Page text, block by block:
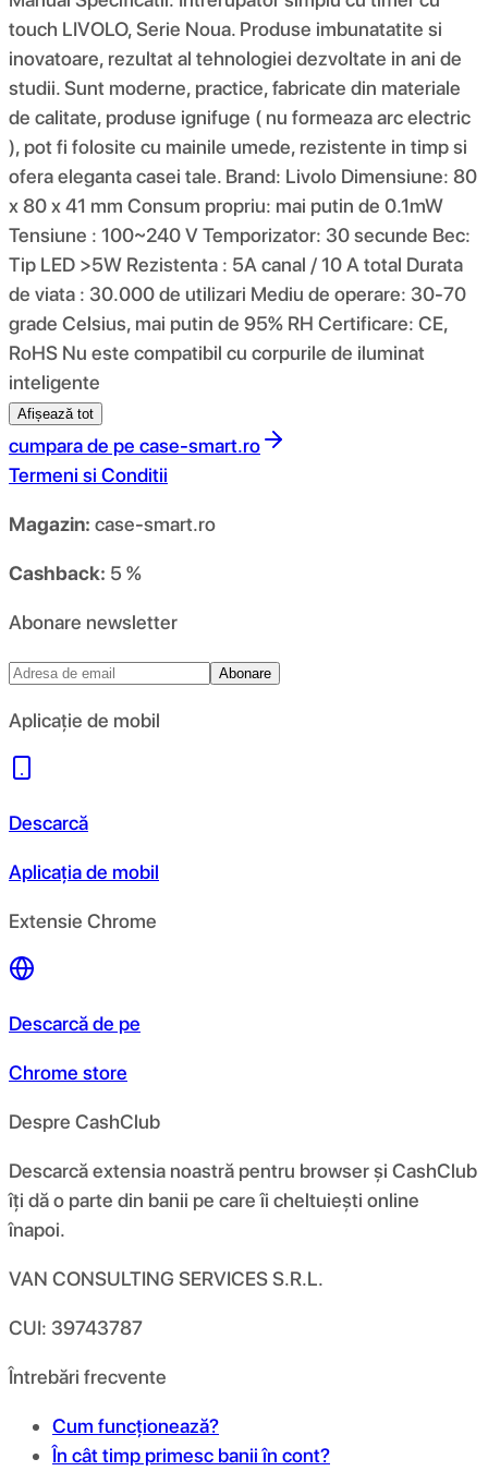
touch LIVOLO, Serie Noua. Produse imbunatatite si
inovatoare, rezultat al tehnologiei dezvoltate in ani de
studii. Sunt moderne, practice, fabricate din materiale
de calitate, produse ignifuge ( nu formeaza arc electric
), pot fi folosite cu mainile umede, rezistente in timp si
ofera eleganta casei tale. Brand: Livolo Dimensiune: 80
x 80 x 41 mm Consum propriu: mai putin de 0.1mW
Tensiune : 100~240 V Temporizator: 30 secunde Bec:
Tip LED >5W Rezistenta : 5A canal / 10 A total Durata
de viata : 30.000 de utilizari Mediu de operare: 30-70
grade Celsius, mai putin de 95% RH Certificare: CE,
RoHS Nu este compatibil cu corpurile de iluminat
inteligente
Afișează tot
cumpara de pe case-smart.ro
Termeni si Conditii
Magazin: case-smart.ro
Cashback: 5 %
Abonare newsletter
Abonare
Aplicație de mobil
Descarcă
Aplicația de mobil
Extensie Chrome
Descarcă de pe
Chrome store
Despre CashClub
Descarcă extensia noastră pentru browser și CashClub
îți dă o parte din banii pe care îi cheltuiești online
înapoi.
VAN CONSULTING SERVICES S.R.L.
CUI: 39743787
Întrebări frecvente
Cum funcționează?
În cât timp primesc banii în cont?